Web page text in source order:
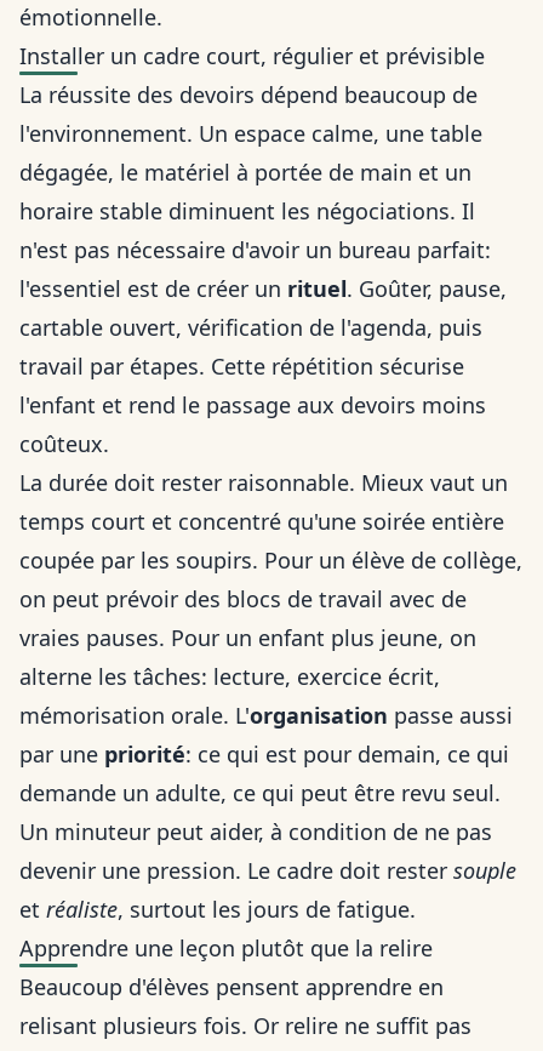
émotionnelle.
Installer un cadre court, régulier et prévisible
La réussite des devoirs dépend beaucoup de
l'environnement. Un espace calme, une table
dégagée, le matériel à portée de main et un
horaire stable diminuent les négociations. Il
n'est pas nécessaire d'avoir un bureau parfait:
l'essentiel est de créer un rituel. Goûter, pause,
cartable ouvert, vérification de l'agenda, puis
travail par étapes. Cette répétition sécurise
l'enfant et rend le passage aux devoirs moins
coûteux.
La durée doit rester raisonnable. Mieux vaut un
temps court et concentré qu'une soirée entière
coupée par les soupirs. Pour un élève de collège,
on peut prévoir des blocs de travail avec de
vraies pauses. Pour un enfant plus jeune, on
alterne les tâches: lecture, exercice écrit,
mémorisation orale. L'organisation passe aussi
par une priorité: ce qui est pour demain, ce qui
demande un adulte, ce qui peut être revu seul.
Un minuteur peut aider, à condition de ne pas
devenir une pression. Le cadre doit rester souple
et réaliste, surtout les jours de fatigue.
Apprendre une leçon plutôt que la relire
Beaucoup d'élèves pensent apprendre en
relisant plusieurs fois. Or relire ne suffit pas